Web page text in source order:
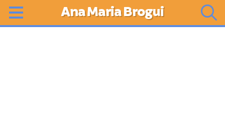
Ana Maria Brogui